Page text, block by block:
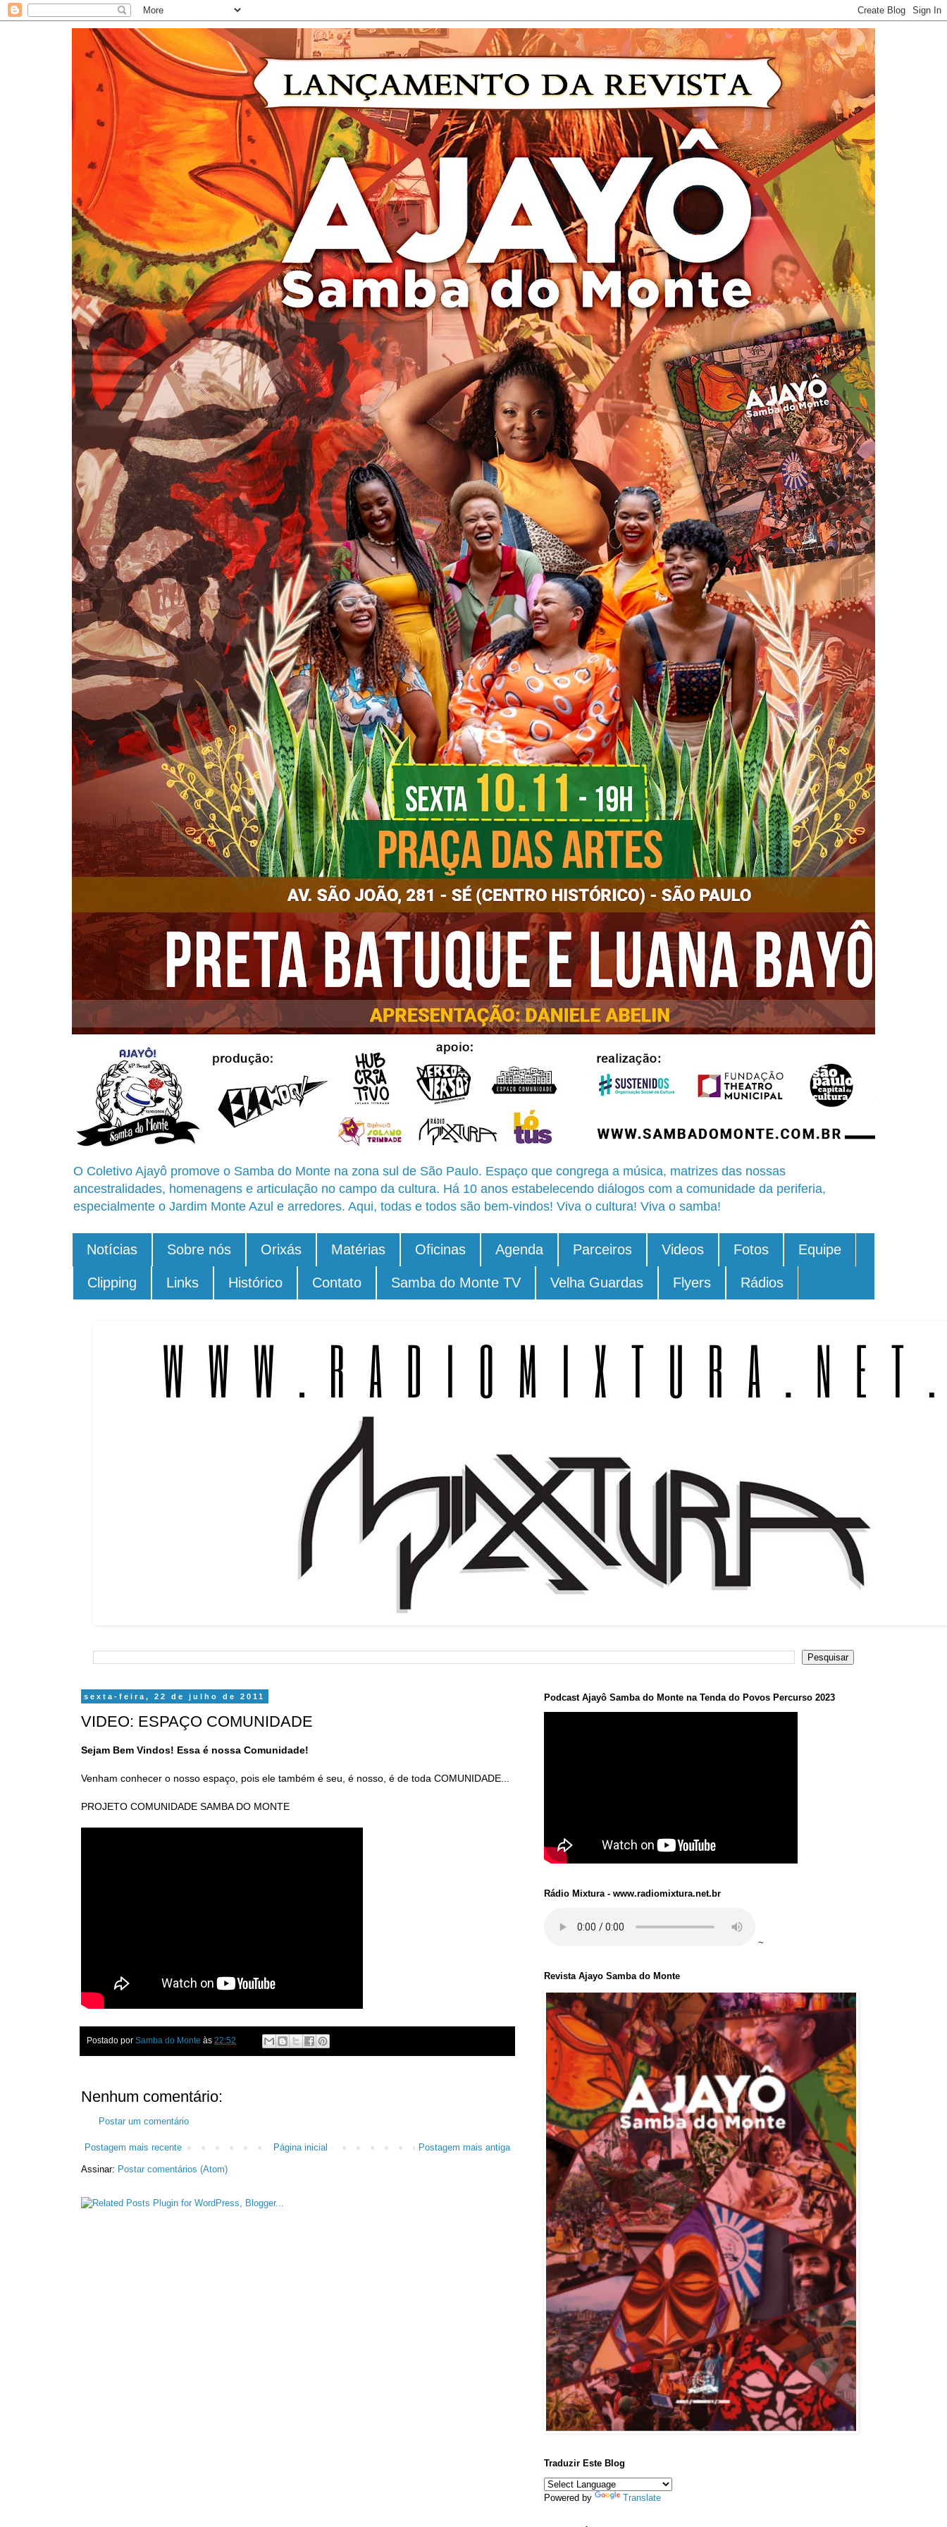
O Coletivo Ajayô promove o Samba do Monte na zona sul de São Paulo. Espaço que congrega a música, matrizes das nossas
ancestralidades, homenagens e articulação no campo da cultura. Há 10 anos estabelecendo diálogos com a comunidade da periferia,
especialmente o Jardim Monte Azul e arredores. Aqui, todas e todos são bem-vindos! Viva o cultura! Viva o samba!
Notícias Sobre nós Orixás Matérias Oficinas Agenda Parceiros Videos Fotos Equipe
Clipping Links Histórico Contato Samba do Monte TV Velha Guardas Flyers Rádios
sexta-feira, 22 de julho de 2011
VIDEO: ESPAÇO COMUNIDADE
Sejam Bem Vindos! Essa é nossa Comunidade!
Venham conhecer o nosso espaço, pois ele também é seu, é nosso, é de toda COMUNIDADE...
PROJETO COMUNIDADE SAMBA DO MONTE
Postado por Samba do Monte às 22:52
Nenhum comentário:
Postar um comentário
Postagem mais recente Postagem mais antiga
Página inicial
Assinar: Postar comentários (Atom)
Podcast Ajayô Samba do Monte na Tenda do Povos Percurso 2023
Rádio Mixtura - www.radiomixtura.net.br
~
Revista Ajayo Samba do Monte
Traduzir Este Blog
Powered by Translate